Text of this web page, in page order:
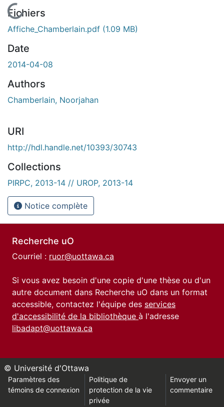
En cours de chargement...
Fichiers
Affiche_Chamberlain.pdf (1.09 MB)
Date
2014-04-08
Authors
Chamberlain, Noorjahan
URI
http://hdl.handle.net/10393/30743
Collections
PIRPC, 2013-14 // UROP, 2013-14
Notice complète
Recherche uO
Courriel : ruor@uottawa.ca
Si vous avez besoin d'une copie d'une thèse ou d'un
autre document dans Recherche uO dans un format
accessible, contactez l'équipe des services
d'accessibilité de la bibliothèque à l'adresse
libadapt@uottawa.ca
© Université d'Ottawa
Paramètres des
témoins de connexion
Politique de
protection de la vie
privée
Envoyer un
commentaire